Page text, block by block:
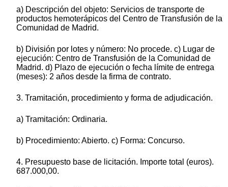
a) Descripción del objeto: Servicios de transporte de
productos hemoterápicos del Centro de Transfusión de la
Comunidad de Madrid.
b) División por lotes y número: No procede. c) Lugar de
ejecución: Centro de Transfusión de la Comunidad de
Madrid. d) Plazo de ejecución o fecha límite de entrega
(meses): 2 años desde la firma de contrato.
3. Tramitación, procedimiento y forma de adjudicación.
a) Tramitación: Ordinaria.
b) Procedimiento: Abierto. c) Forma: Concurso.
4. Presupuesto base de licitación. Importe total (euros).
687.000,00.